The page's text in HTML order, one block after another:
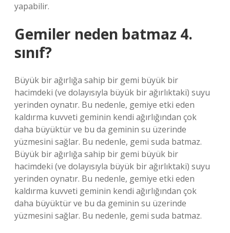
yapabilir.
Gemiler neden batmaz 4.
sınıf?
Büyük bir ağırlığa sahip bir gemi büyük bir
hacimdeki (ve dolayısıyla büyük bir ağırlıktaki) suyu
yerinden oynatır. Bu nedenle, gemiye etki eden
kaldırma kuvveti geminin kendi ağırlığından çok
daha büyüktür ve bu da geminin su üzerinde
yüzmesini sağlar. Bu nedenle, gemi suda batmaz.
Büyük bir ağırlığa sahip bir gemi büyük bir
hacimdeki (ve dolayısıyla büyük bir ağırlıktaki) suyu
yerinden oynatır. Bu nedenle, gemiye etki eden
kaldırma kuvveti geminin kendi ağırlığından çok
daha büyüktür ve bu da geminin su üzerinde
yüzmesini sağlar. Bu nedenle, gemi suda batmaz.